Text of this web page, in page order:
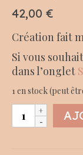
42,00 €
Création fait
Si vous
dans l’onglet
1 en stock (peut
quantité
de